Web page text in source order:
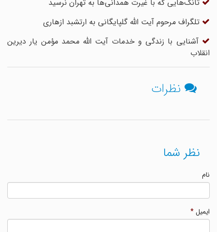
تانک‌هایی که با غیرت همدانی‌ها به تهران نرسید
تلگراف مرحوم آیت الله گلپایگانی به ارتشبد ازهاری
آشنایی با زندگی و خدمات آیت‌ الله محمد مؤمن یار دیرین
انقلاب
نظرات
نظر شما
ایمیل*